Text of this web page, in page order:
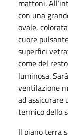
mattoni.
con una
ovale,
cuore
superfici
come del
luminosa.
ventilazione
ad assicurare
termico dello
Il piano terra